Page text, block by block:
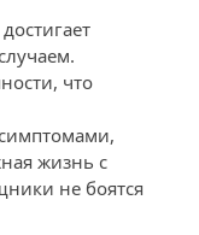
что
жизнь с
не боятся